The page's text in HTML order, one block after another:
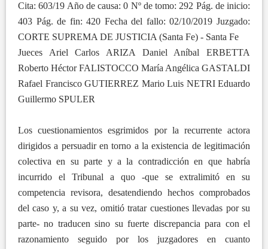
Cita: 603/19 Año de causa: 0 Nº de tomo: 292 Pág. de inicio:
403 Pág. de fin: 420 Fecha del fallo: 02/10/2019 Juzgado:
CORTE SUPREMA DE JUSTICIA (Santa Fe) - Santa Fe
Jueces Ariel Carlos ARIZA Daniel Aníbal ERBETTA
Roberto Héctor FALISTOCCO María Angélica GASTALDI
Rafael Francisco GUTIERREZ Mario Luis NETRI Eduardo
Guillermo SPULER
Los cuestionamientos esgrimidos por la recurrente actora
dirigidos a persuadir en torno a la existencia de legitimación
colectiva en su parte y a la contradicción en que habría
incurrido el Tribunal a quo -que se extralimitó en su
competencia revisora, desatendiendo hechos comprobados
del caso y, a su vez, omitió tratar cuestiones llevadas por su
parte- no traducen sino su fuerte discrepancia para con el
razonamiento seguido por los juzgadores en cuanto